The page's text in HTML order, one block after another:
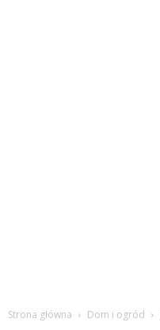
Strona główna Dom i ogród